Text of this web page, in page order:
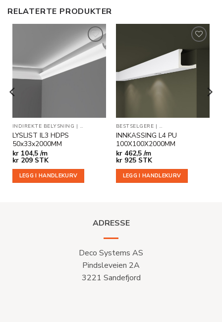
RELATERTE PRODUKTER
Legg til
i
INDIREKTE BELYSNING | TAKLISTER
LYSLIST IL3 HDPS
50x33x2000MM
kr104,5 /m
kr209 STK
LEGG I HANDLEKURV
i
ønskeliste
BESTSELGERE | INDIREKTE BELYSNING
INNKASSING L4 PU
100X100X2000MM
kr462,5 /m
kr925 STK
LEGG I HANDLEKURV
ADRESSE
Deco Systems AS
Pindsleveien 2A
3221 Sandefjord